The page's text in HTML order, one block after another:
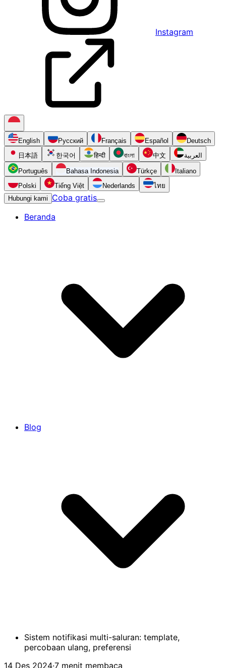
Instagram
English Русский Français Español
Deutsch
日本語
한국어 हिन्दी বাংলা 中文 العربية
Português Bahasa Indonesia Türkçe
Italiano
Polski
Tiếng Việt Nederlands
ไทย
Hubungi kami
Coba gratis
Beranda
Blog
Sistem notifikasi multi-saluran: template,
percobaan ulang, preferensi
14 Des 2024·7 menit membaca